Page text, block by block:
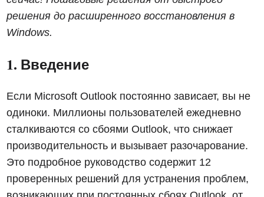
решения до расширенного восстановления в
Windows.
1. Введение
Если Microsoft Outlook постоянно зависает, вы не
одиноки. Миллионы пользователей ежедневно
сталкиваются со сбоями Outlook, что снижает
производительность и вызывает разочарование.
Это подробное руководство содержит 12
проверенных решений для устранения проблем,